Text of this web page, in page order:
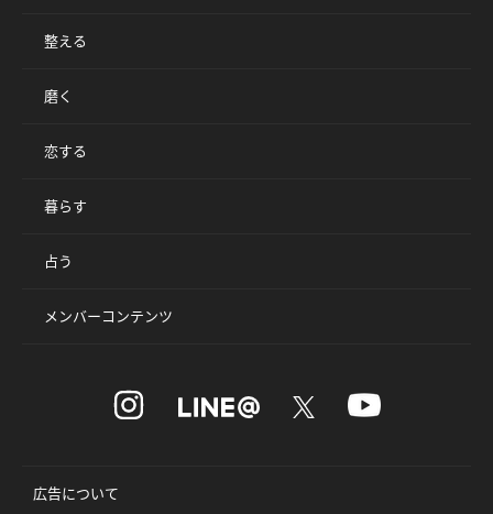
整える
磨く
恋する
暮らす
占う
メンバーコンテンツ
広告について